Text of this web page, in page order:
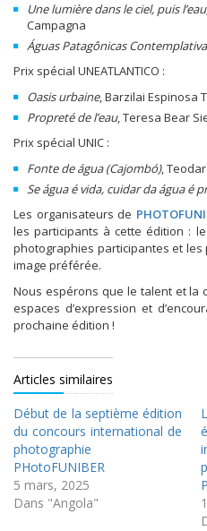
Une lumière dans le ciel, puis
Campagna
Águas Patagônicas
Prix spécial UNEATLANTICO :
Oasis urbaine, Barzilai Espinosa
Propreté de l’eau, Teresa Bear
Prix spécial UNIC :
Fonte de água (Cajombó),
Se água é vida, cuidar da água é
Les organisateurs de
les participants à cette édition :
photographies participantes et
image préférée.
Nous espérons que le talent et la
espaces d’expression et
prochaine édition !
Articles similaires
Début de la septième édition
du concours international de
photographie
PHotoFUNIBER
5 mars, 2025
Dans "Angola"